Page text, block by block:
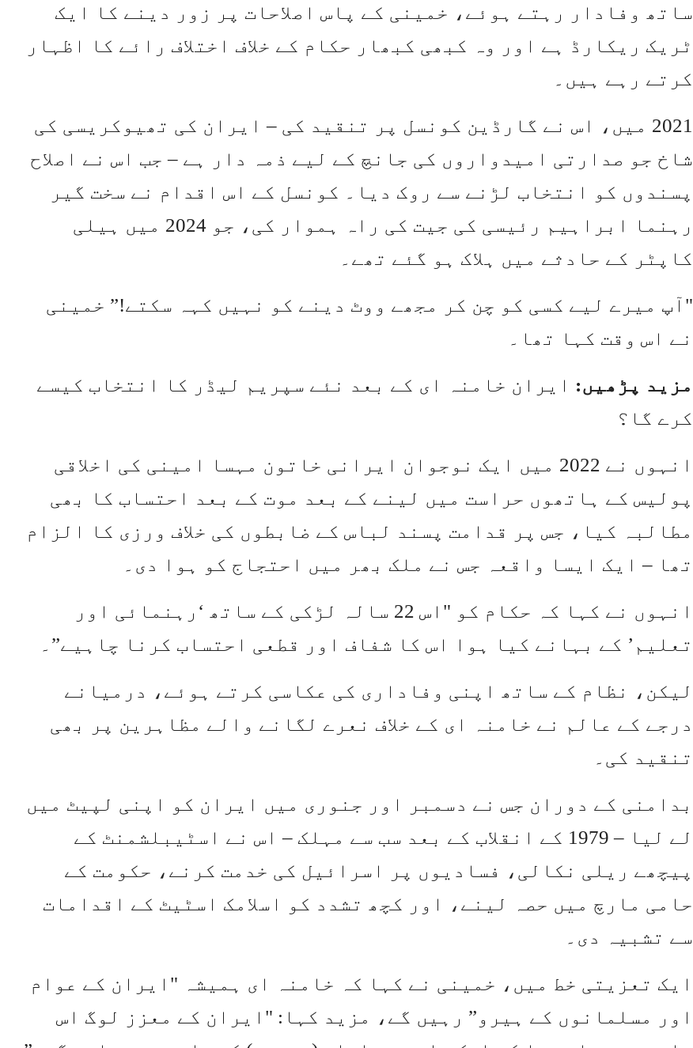
ساتھ وفادار رہتے ہوئے، خمینی کے پاس اصلاحات پر زور دینے کا ایک
ٹریک ریکارڈ ہے اور وہ کبھی کبھار حکام کے خلاف اختلاف رائے کا اظہار
کرتے رہے ہیں۔
2021 میں، اس نے گارڈین کونسل پر تنقید کی – ایران کی تھیوکریسی کی
شاخ جو صدارتی امیدواروں کی جانچ کے لیے ذمہ دار ہے – جب اس نے اصلاح
پسندوں کو انتخاب لڑنے سے روک دیا۔ کونسل کے اس اقدام نے سخت گیر
رہنما ابراہیم رئیسی کی جیت کی راہ ہموار کی، جو 2024 میں ہیلی
کاپٹر کے حادثے میں ہلاک ہو گئے تھے۔
"آپ میرے لیے کسی کو چن کر مجھے ووٹ دینے کو نہیں کہہ سکتے!” خمینی
نے اس وقت کہا تھا۔
مزید پڑھیں: ایران خامنہ ای کے بعد نئے سپریم لیڈر کا انتخاب کیسے
کرے گا؟
انہوں نے 2022 میں ایک نوجوان ایرانی خاتون مہسا امینی کی اخلاقی
پولیس کے ہاتھوں حراست میں لینے کے بعد موت کے بعد احتساب کا بھی
مطالبہ کیا، جس پر قدامت پسند لباس کے ضابطوں کی خلاف ورزی کا الزام
تھا – ایک ایسا واقعہ جس نے ملک بھر میں احتجاج کو ہوا دی۔
انہوں نے کہا کہ حکام کو "اس 22 سالہ لڑکی کے ساتھ ‘رہنمائی اور
تعلیم’ کے بہانے کیا ہوا اس کا شفاف اور قطعی احتساب کرنا چاہیے”۔
لیکن، نظام کے ساتھ اپنی وفاداری کی عکاسی کرتے ہوئے، درمیانے
درجے کے عالم نے خامنہ ای کے خلاف نعرے لگانے والے مظاہرین پر بھی
تنقید کی۔
بدامنی کے دوران جس نے دسمبر اور جنوری میں ایران کو اپنی لپیٹ میں
لے لیا – 1979 کے انقلاب کے بعد سب سے مہلک – اس نے اسٹیبلشمنٹ کے
پیچھے ریلی نکالی، فسادیوں پر اسرائیل کی خدمت کرنے، حکومت کے
حامی مارچ میں حصہ لینے، اور کچھ تشدد کو اسلامک اسٹیٹ کے اقدامات
سے تشبیہ دی۔
ایک تعزیتی خط میں، خمینی نے کہا کہ خامنہ ای ہمیشہ "ایران کے عوام
اور مسلمانوں کے ہیرو” رہیں گے، مزید کہا: "ایران کے معزز لوگ اس